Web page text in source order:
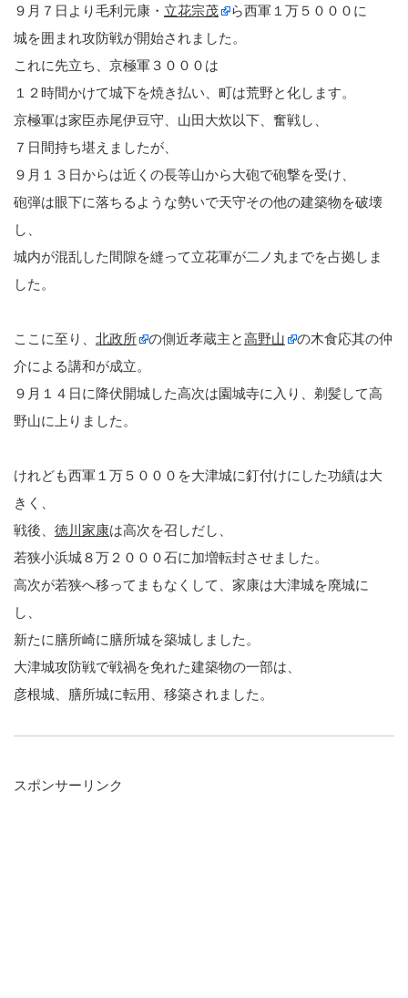
９月７日より毛利元康・ 立花宗茂
ら西軍１万５０００に
城を囲まれ攻防戦が開始されました。
これに先立ち、京極軍３０００は
１２時間かけて城下を焼き払い、町は荒野と化します。
京極軍は家臣赤尾伊豆守、山田大炊以下、奮戦し、
７日間持ち堪えましたが、
９月１３日からは近くの長等山から大砲で砲撃を受け、
砲弾は眼下に落ちるような勢いで天守その他の建築物を破壊
し、
城内が混乱した間隙を縫って立花軍が二ノ丸までを占拠しま
した。
ここに至り、 北政所 の側近孝蔵主と高野山
の木食応其の仲
介による講和が成立。
９月１４日に降伏開城した高次は園城寺に入り、剃髪して高
野山に上りました。
けれども西軍１万５０００を大津城に釘付けにした功績は大
きく、
戦後、 徳川家康は高次を召しだし、
若狭小浜城８万２０００石に加増転封させました。
高次が若狭へ移ってまもなくして、家康は大津城を廃城に
し、
新たに膳所崎に膳所城を築城しました。
大津城攻防戦で戦禍を免れた建築物の一部は、
彦根城、膳所城に転用、移築されました。
スポンサーリンク